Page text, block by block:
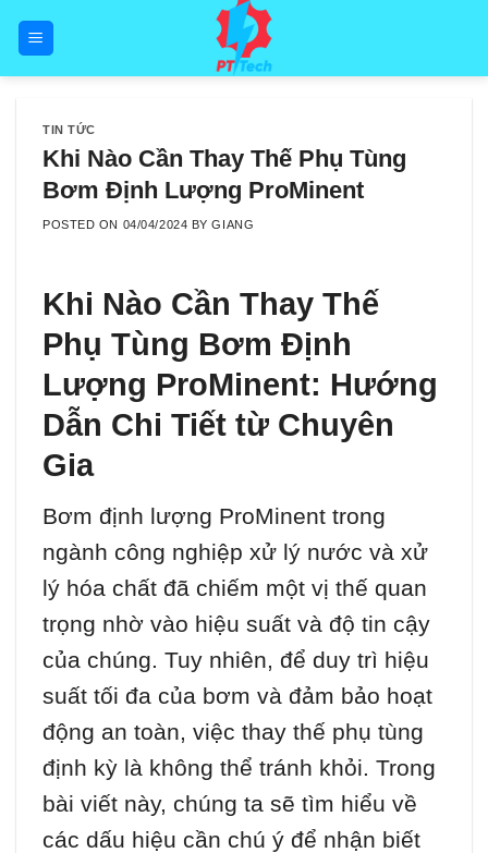
TIN TỨC
Khi Nào Cần Thay Thế Phụ Tùng
Bơm Định Lượng ProMinent
POSTED ON 04/04/2024 BYGIANG
Khi Nào Cần Thay Thế
Phụ Tùng Bơm Định
Lượng ProMinent: Hướng
Dẫn Chi Tiết từ Chuyên
Gia
Bơm định lượng ProMinent trong
ngành công nghiệp xử lý nước và xử
lý hóa chất đã chiếm một vị thế quan
trọng nhờ vào hiệu suất và độ tin cậy
của chúng. Tuy nhiên, để duy trì hiệu
suất tối đa của bơm và đảm bảo hoạt
động an toàn, việc thay thế phụ tùng
định kỳ là không thể tránh khỏi. Trong
bài viết này, chúng ta sẽ tìm hiểu về
các dấu hiệu cần chú ý để nhận biết